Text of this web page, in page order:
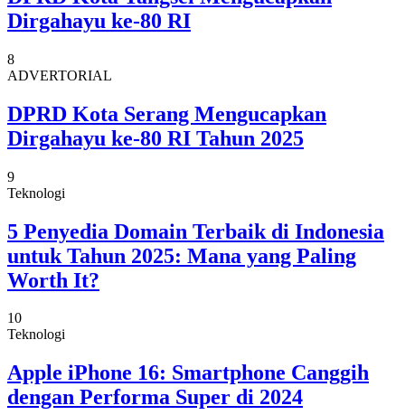
Dirgahayu ke-80 RI
8
ADVERTORIAL
DPRD Kota Serang Mengucapkan
Dirgahayu ke-80 RI Tahun 2025
9
Teknologi
5 Penyedia Domain Terbaik di Indonesia
untuk Tahun 2025: Mana yang Paling
Worth It?
10
Teknologi
Apple iPhone 16: Smartphone Canggih
dengan Performa Super di 2024